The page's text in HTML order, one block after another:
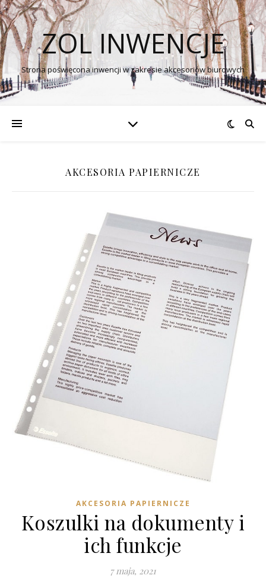
ZOL INWENCJE
Strona poświęcona inwencji w zakresie akcesoriów biurowych
AKCESORIA PAPIERNICZE
AKCESORIA PAPIERNICZE
Koszulki na dokumenty i
ich funkcje
7 maja, 2021